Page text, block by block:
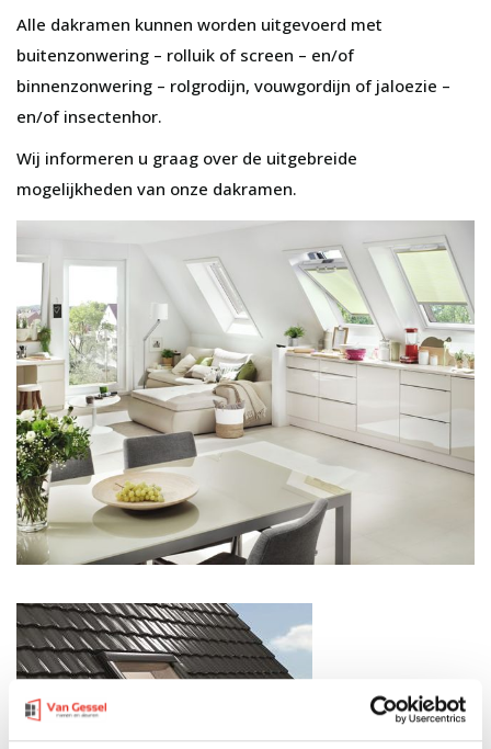
Alle dakramen kunnen worden uitgevoerd met
buitenzonwering – rolluik of screen – en/of
binnenzonwering – rolgrodijn, vouwgordijn of jaloezie –
en/of insectenhor.
Wij informeren u graag over de uitgebreide
mogelijkheden van onze dakramen.